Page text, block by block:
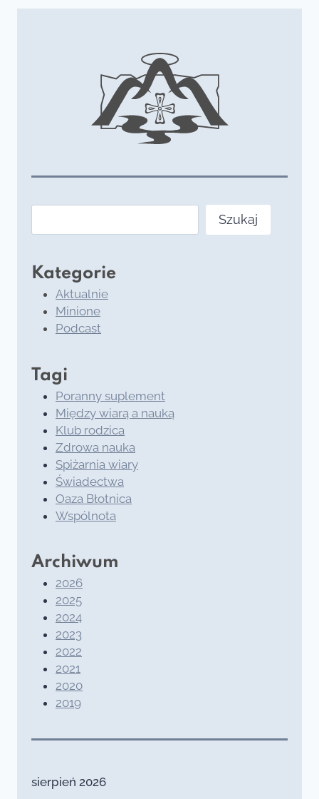
Szukaj
Kategorie
Aktualnie
Minione
Podcast
Tagi
Poranny suplement
Między wiarą a nauką
Klub rodzica
Zdrowa nauka
Spiżarnia wiary
Świadectwa
Oaza Błotnica
Wspólnota
Archiwum
2026
2025
2024
2023
2022
2021
2020
2019
sierpień 2026